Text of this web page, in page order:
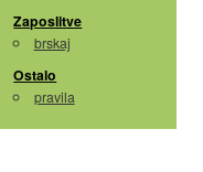
Zaposlitve
brskaj
Ostalo
pravila